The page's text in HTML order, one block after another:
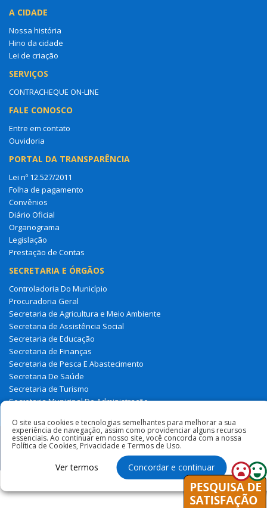
A CIDADE
Nossa história
Hino da cidade
Lei de criação
SERVIÇOS
CONTRACHEQUE ON-LINE
FALE CONOSCO
Entre em contato
Ouvidoria
PORTAL DA TRANSPARÊNCIA
Lei nº 12.527/2011
Folha de pagamento
Convênios
Diário Oficial
Organograma
Legislação
Prestação de Contas
SECRETARIA E ÓRGÃOS
Controladoria Do Município
Procuradoria Geral
Secretaria de Agricultura e Meio Ambiente
Secretaria de Assistência Social
Secretaria de Educação
Secretaria de Finanças
Secretaria de Pesca E Abastecimento
Secretaria De Saúde
Secretaria de Turismo
Secretaria Municipal De Administração
Todos os direitos reservados à Prefeitura Municipal de Milagres
O site usa cookies e tecnologias semelhantes para melhorar a sua
experiência de navegação, assim como providenciar alguns recursos
essenciais. Ao continuar em nosso site, você concorda com a nossa
Política de Cookies, Privacidade e Termos de Uso.
Ver termos Concordar e continuar